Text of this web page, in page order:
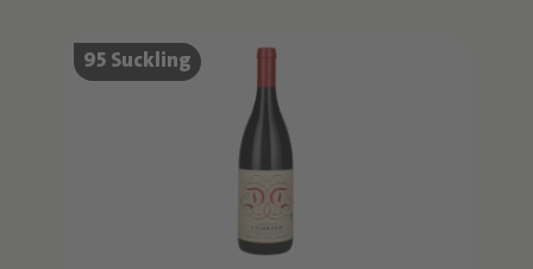
95 Suckling